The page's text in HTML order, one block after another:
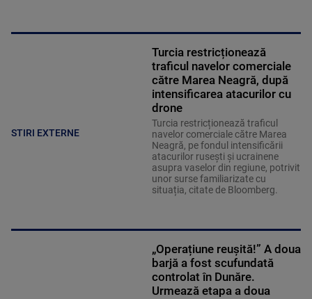
STIRI EXTERNE
Turcia restricționează
traficul navelor comerciale
către Marea Neagră, după
intensificarea atacurilor cu
drone
Turcia restricționează traficul
navelor comerciale către Marea
Neagră, pe fondul intensificării
atacurilor rusești și ucrainene
asupra vaselor din regiune, potrivit
unor surse familiarizate cu
situația, citate de Bloomberg.
„Operațiune reușită!” A doua
barjă a fost scufundată
controlat în Dunăre.
Urmează etapa a doua